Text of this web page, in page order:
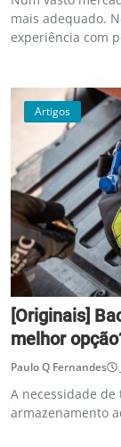
mais adequado.
experiência com
Artigos
[Originais]
melhor
Paulo Q Fernandes
A necessidade
armazenamento